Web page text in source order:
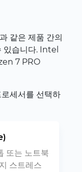
같은 제품 간의
있습니다. Intel
7 PRO
세서를 선택하
또는 노트북
스트레스